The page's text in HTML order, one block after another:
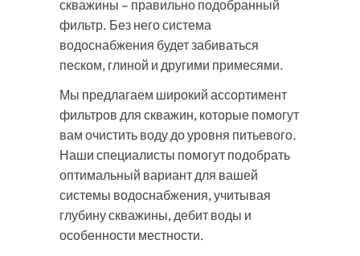
скважины – правильно подобранный
фильтр. Без него система
водоснабжения будет забиваться
песком, глиной и другими примесями.
Мы предлагаем широкий ассортимент
фильтров для скважин, которые помогут
вам очистить воду до уровня питьевого.
Наши специалисты помогут подобрать
оптимальный вариант для вашей
системы водоснабжения, учитывая
глубину скважины, дебит воды и
особенности местности.